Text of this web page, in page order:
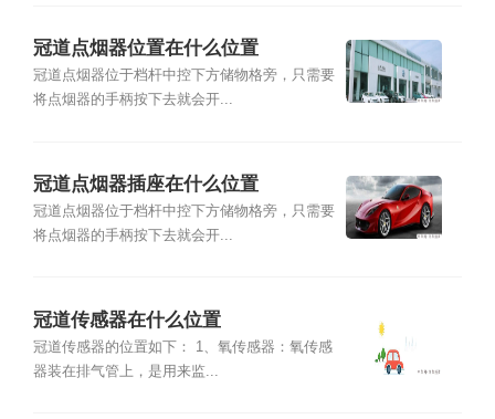
冠道点烟器位置在什么位置
冠道点烟器位于档杆中控下方储物格旁，只需要
将点烟器的手柄按下去就会开...
冠道点烟器插座在什么位置
冠道点烟器位于档杆中控下方储物格旁，只需要
将点烟器的手柄按下去就会开...
冠道传感器在什么位置
冠道传感器的位置如下： 1、氧传感器：氧传感
器装在排气管上，是用来监...